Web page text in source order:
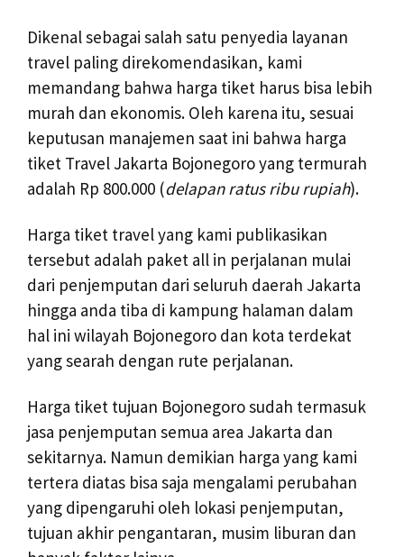
Dikenal sebagai salah satu penyedia layanan
travel paling direkomendasikan, kami
memandang bahwa harga tiket harus bisa lebih
murah dan ekonomis. Oleh karena itu, sesuai
keputusan manajemen saat ini bahwa harga
tiket Travel Jakarta Bojonegoro yang termurah
adalah Rp 800.000 (delapan ratus ribu rupiah).
Harga tiket travel yang kami publikasikan
tersebut adalah paket all in perjalanan mulai
dari penjemputan dari seluruh daerah Jakarta
hingga anda tiba di kampung halaman dalam
hal ini wilayah Bojonegoro dan kota terdekat
yang searah dengan rute perjalanan.
Harga tiket tujuan Bojonegoro sudah termasuk
jasa penjemputan semua area Jakarta dan
sekitarnya. Namun demikian harga yang kami
tertera diatas bisa saja mengalami perubahan
yang dipengaruhi oleh lokasi penjemputan,
tujuan akhir pengantaran, musim liburan dan